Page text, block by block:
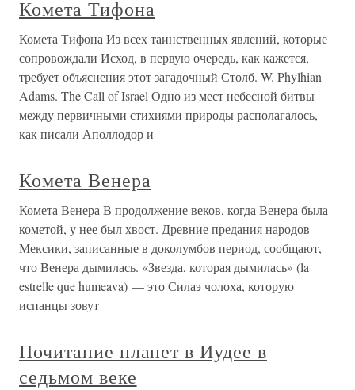
Комета Тифона
Комета Тифона Из всех таинственных явлений, которые
сопровождали Исход, в первую очередь, как кажется,
требует объяснения этот загадочный Столб. W. Phylhian
Adams. The Call of Israel Одно из мест небесной битвы
между первичными стихиями природы располагалось,
как писали Аполлодор и
Комета Венера
Комета Венера В продолжение веков, когда Венера была
кометой, у нее был хвост. Древние предания народов
Мексики, записанные в доколумбов период, сообщают,
что Венера дымилась. «Звезда, которая дымилась» (la
estrelle que humeava) — это Силаэ чолоха, которую
испанцы зовут
Почитание планет в Иудее в
седьмом веке